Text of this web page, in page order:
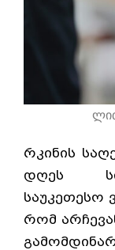
რკინის
დღეს
საუკეთესო
რომ